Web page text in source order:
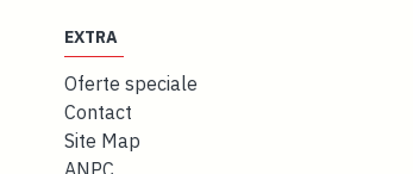
EXTRA
Oferte speciale
Contact
Site Map
ANPC